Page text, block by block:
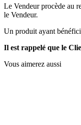
Le Vendeur procède au
le Vendeur.
Un produit ayant
Il est rappelé que le
Vous aimerez aussi